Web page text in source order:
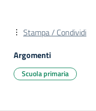
Stampa / Condividi
Argomenti
Scuola primaria